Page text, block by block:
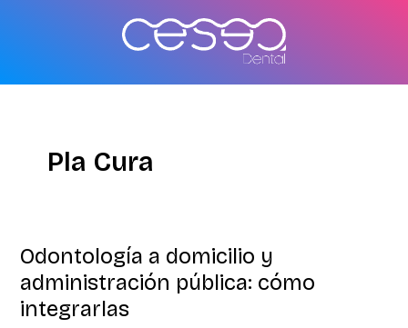
Pla Cura
Odontología a domicilio y
administración pública: cómo
integrarlas
Odontología
a
y